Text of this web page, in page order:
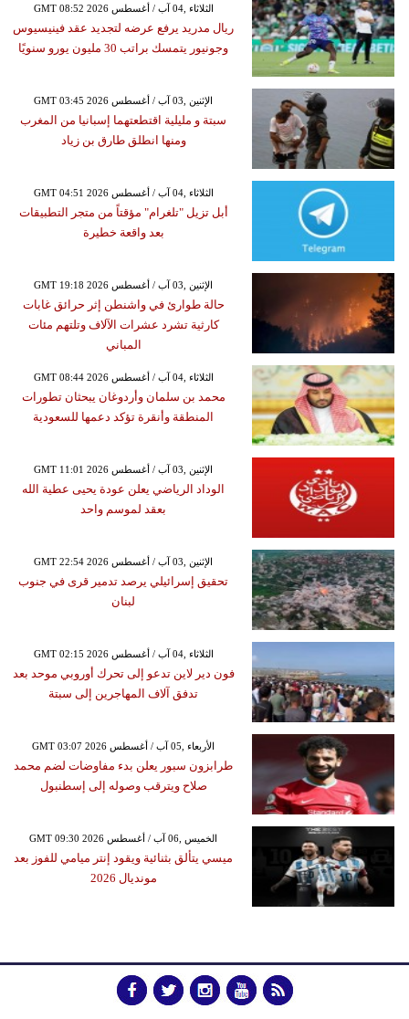
GMT 08:52 2026 الثلاثاء ,04 آب / أغسطس
ريال مدريد يرفع عرضه لتجديد عقد فينيسيوس
وجونيور يتمسك براتب 30 مليون يورو سنويًا
GMT 03:45 2026 الإثنين ,03 آب / أغسطس
سبتة و مليلية اقتطعتهما إسبانيا من المغرب
ومنها انطلق طارق بن زياد
GMT 04:51 2026 الثلاثاء ,04 آب / أغسطس
أبل تزيل "تلغرام" مؤقتاً من متجر التطبيقات
بعد واقعة خطيرة
GMT 19:18 2026 الإثنين ,03 آب / أغسطس
حالة طوارئ في واشنطن إثر حرائق غابات
كارثية تشرد عشرات الآلاف وتلتهم مئات
المباني
GMT 08:44 2026 الثلاثاء ,04 آب / أغسطس
محمد بن سلمان وأردوغان يبحثان تطورات
المنطقة وأنقرة تؤكد دعمها للسعودية
GMT 11:01 2026 الإثنين ,03 آب / أغسطس
الوداد الرياضي يعلن عودة يحيى عطية الله
بعقد لموسم واحد
GMT 22:54 2026 الإثنين ,03 آب / أغسطس
تحقيق إسرائيلي يرصد تدمير قرى في جنوب
لبنان
GMT 02:15 2026 الثلاثاء ,04 آب / أغسطس
فون دير لاين تدعو إلى تحرك أوروبي موحد بعد
تدفق آلاف المهاجرين إلى سبتة
GMT 03:07 2026 الأربعاء ,05 آب / أغسطس
طرابزون سبور يعلن بدء مفاوضات لضم محمد
صلاح ويترقب وصوله إلى إسطنبول
GMT 09:30 2026 الخميس ,06 آب / أغسطس
ميسي يتألق بثنائية ويقود إنتر ميامي للفوز بعد
مونديال 2026